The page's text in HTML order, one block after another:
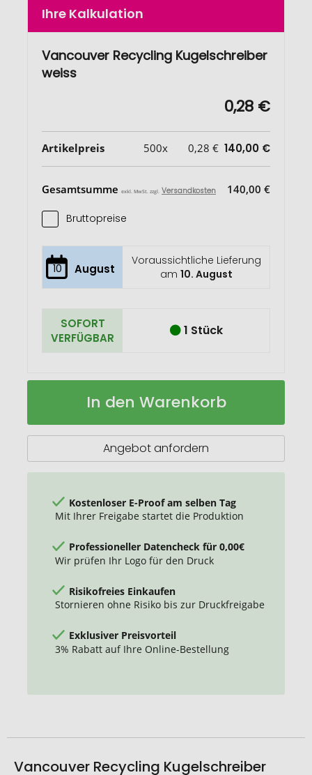
Ihre Kalkulation
Vancouver Recycling Kugelschreiber
weiss
0,28 €
Artikelpreis 500x 0,28 € 140,00 €
Gesamtsumme exkl. MwSt. zzgl. Versandkosten 140,00 €
Bruttopreise
10 August
Voraussichtliche Lieferung
am 10. August
SOFORT
VERFÜGBAR
1 Stück
Vancouver
Auf
In den Warenkorb
Angebot anfordern
Kostenloser E-Proof am selben Tag
Mit Ihrer Freigabe startet die Produktion
Professioneller Datencheck für 0,00€
Wir prüfen Ihr Logo für den Druck
Risikofreies Einkaufen
Stornieren ohne Risiko bis zur Druckfreigabe
Exklusiver Preisvorteil
3% Rabatt auf Ihre Online-Bestellung
Vancouver Recycling Kugelschreiber